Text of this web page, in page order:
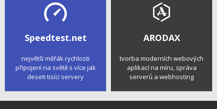
Speedtest.net
největší měřák rychlosti
připojení na světě s více jak
deseti tisíci servery
ARODAX
tvorba moderních webových
aplikací na míru, správa
serverů a webhosting